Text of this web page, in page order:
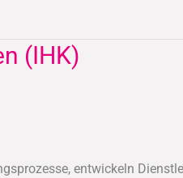
(IHK)
entwickeln